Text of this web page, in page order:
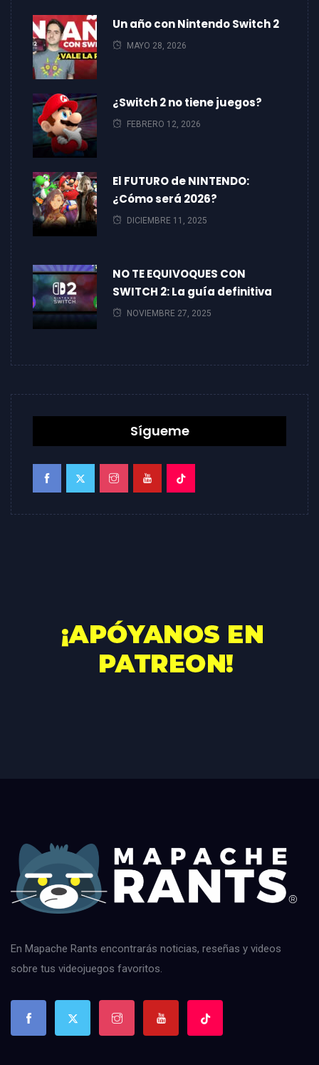
Un año con Nintendo Switch 2
MAYO 28, 2026
¿Switch 2 no tiene juegos?
FEBRERO 12, 2026
El FUTURO de NINTENDO:
¿Cómo será 2026?
DICIEMBRE 11, 2025
NO TE EQUIVOQUES CON
SWITCH 2: La guía definitiva
NOVIEMBRE 27, 2025
Sígueme
En Mapache Rants encontrarás noticias, reseñas y videos
sobre tus videojuegos favoritos.